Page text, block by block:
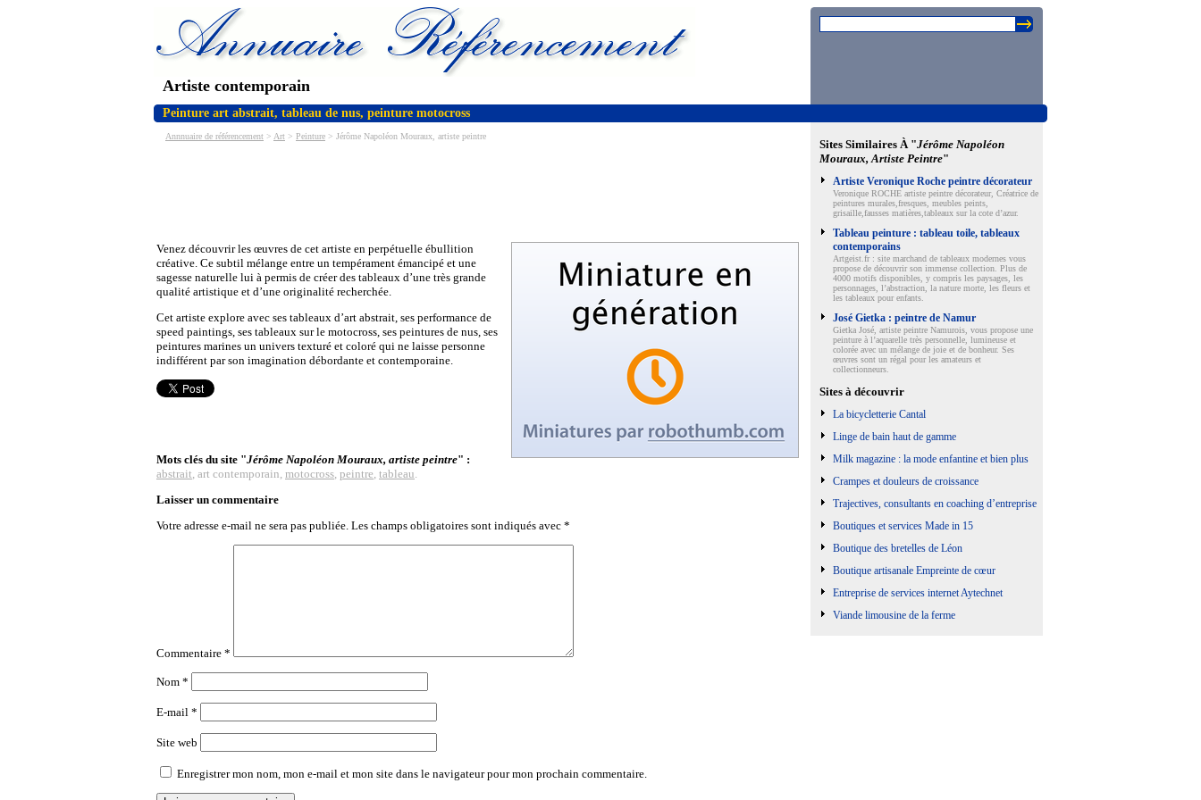
Artiste contemporain
Peinture art abstrait, tableau de nus, peinture motocross
Annnuaire de référencement > Art > Peinture > Jérôme Napoléon Mouraux, artiste peintre
Venez découvrir les œuvres de cet artiste en perpétuelle ébullition
créative. Ce subtil mélange entre un tempérament émancipé et une
sagesse naturelle lui à permis de créer des tableaux d’une très grande
qualité artistique et d’une originalité recherchée.
Cet artiste explore avec ses tableaux d’art abstrait, ses performance de
speed paintings, ses tableaux sur le motocross, ses peintures de nus, ses
peintures marines un univers texturé et coloré qui ne laisse personne
indifférent par son imagination débordante et contemporaine.
Mots clés du site "Jérôme Napoléon Mouraux, artiste peintre" :
abstrait, art contemporain, motocross, peintre, tableau.
Laisser un commentaire
Votre adresse e-mail ne sera pas publiée. Les champs obligatoires sont indiqués avec *
Commentaire *
Nom *
E-mail *
Site web
Enregistrer mon nom, mon e-mail et mon site dans le navigateur pour mon prochain commentaire.
Sites Similaires À "Jérôme Napoléon
Mouraux, Artiste Peintre"
Artiste Veronique Roche peintre décorateur
Veronique ROCHE artiste peintre décorateur, Créatrice de
peintures murales,fresques, meubles peints,
grisaille,fausses matières,tableaux sur la cote d’azur.
Tableau peinture : tableau toile, tableaux
contemporains
Artgeist.fr : site marchand de tableaux modernes vous
propose de découvrir son immense collection. Plus de
4000 motifs disponibles, y compris les paysages, les
personnages, l’abstraction, la nature morte, les fleurs et
les tableaux pour enfants.
José Gietka : peintre de Namur
Gietka José, artiste peintre Namurois, vous propose une
peinture à l’aquarelle très personnelle, lumineuse et
colorée avec un mélange de joie et de bonheur. Ses
œuvres sont un régal pour les amateurs et
collectionneurs.
Sites à découvrir
La bicycletterie Cantal
Linge de bain haut de gamme
Milk magazine : la mode enfantine et bien plus
Crampes et douleurs de croissance
Trajectives, consultants en coaching d’entreprise
Boutiques et services Made in 15
Boutique des bretelles de Léon
Boutique artisanale Empreinte de cœur
Entreprise de services internet Aytechnet
Viande limousine de la ferme